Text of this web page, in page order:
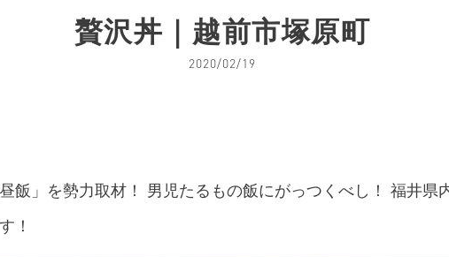
贅沢丼｜越前市塚原町
2020/02/19
飯」を勢力取材！ 男児たるもの飯にがっつくべし！ 福井県
！